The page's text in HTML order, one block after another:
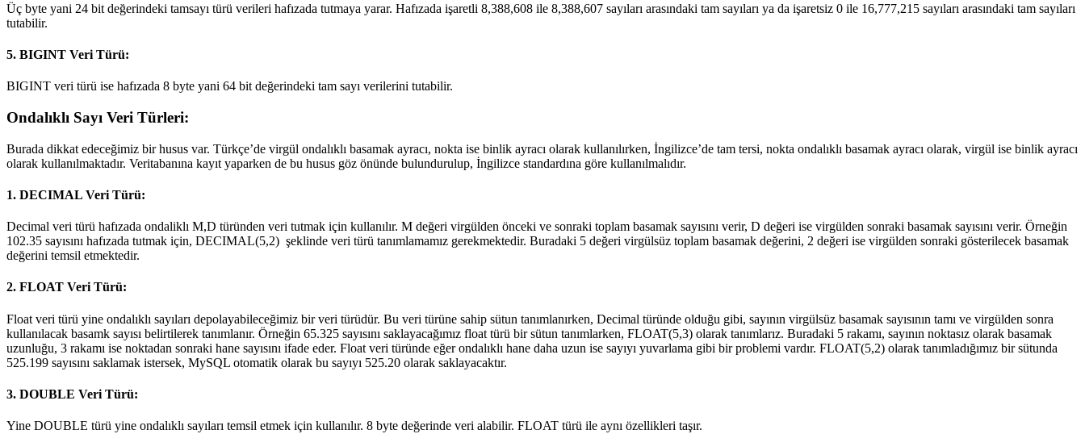
Üç byte yani 24 bit değerindeki tamsayı türü verileri hafızada tutmaya yarar. Hafızada işaretli 8,388,608 ile 8,388,607 sayıları arasındaki tam sayıları ya da işaretsiz 0 ile 16,777,215 sayıları arasındaki tam sayıları
tutabilir.
5. BIGINT Veri Türü:
BIGINT veri türü ise hafızada 8 byte yani 64 bit değerindeki tam sayı verilerini tutabilir.
Ondalıklı Sayı Veri Türleri:
Burada dikkat edeceğimiz bir husus var. Türkçe’de virgül ondalıklı basamak ayracı, nokta ise binlik ayracı olarak kullanılırken, İngilizce’de tam tersi, nokta ondalıklı basamak ayracı olarak, virgül ise binlik ayracı
olarak kullanılmaktadır. Veritabanına kayıt yaparken de bu husus göz önünde bulundurulup, İngilizce standardına göre kullanılmalıdır.
1. DECIMAL Veri Türü:
Decimal veri türü hafızada ondaliklı M,D türünden veri tutmak için kullanılır. M değeri virgülden önceki ve sonraki toplam basamak sayısını verir, D değeri ise virgülden sonraki basamak sayısını verir. Örneğin
102.35 sayısını hafızada tutmak için, DECIMAL(5,2) şeklinde veri türü tanımlamamız gerekmektedir. Buradaki 5 değeri virgülsüz toplam basamak değerini, 2 değeri ise virgülden sonraki gösterilecek basamak
değerini temsil etmektedir.
2. FLOAT Veri Türü:
Float veri türü yine ondalıklı sayıları depolayabileceğimiz bir veri türüdür. Bu veri türüne sahip sütun tanımlanırken, Decimal türünde olduğu gibi, sayının virgülsüz basamak sayısının tamı ve virgülden sonra
kullanılacak basamk sayısı belirtilerek tanımlanır. Örneğin 65.325 sayısını saklayacağımız float türü bir sütun tanımlarken, FLOAT(5,3) olarak tanımlarız. Buradaki 5 rakamı, sayının noktasız olarak basamak
uzunluğu, 3 rakamı ise noktadan sonraki hane sayısını ifade eder. Float veri türünde eğer ondalıklı hane daha uzun ise sayıyı yuvarlama gibi bir problemi vardır. FLOAT(5,2) olarak tanımladığımız bir sütunda
525.199 sayısını saklamak istersek, MySQL otomatik olarak bu sayıyı 525.20 olarak saklayacaktır.
3. DOUBLE Veri Türü:
Yine DOUBLE türü yine ondalıklı sayıları temsil etmek için kullanılır. 8 byte değerinde veri alabilir. FLOAT türü ile aynı özellikleri taşır.